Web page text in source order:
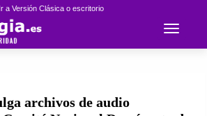
Ir a Versión Clásica o escritorio
Toggle
archivos de audio